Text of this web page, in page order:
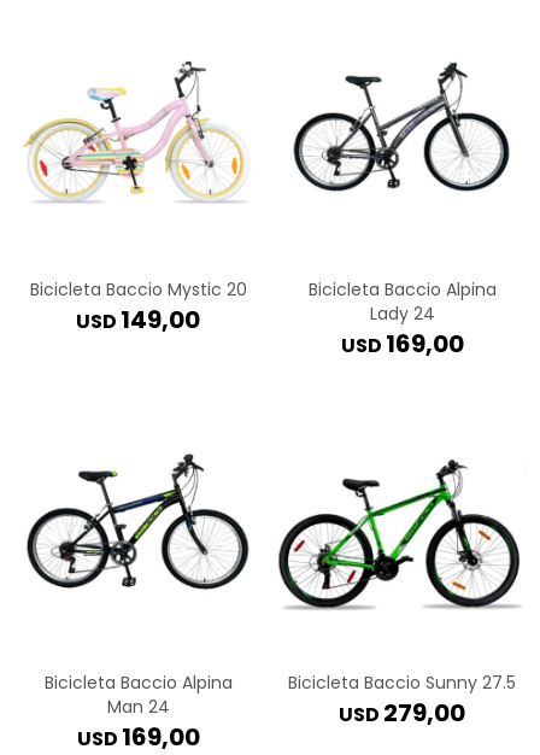
Bicicleta Baccio Mystic 20
USD 149,00
Bicicleta Baccio Alpina
Lady 24
USD 169,00
Bicicleta Baccio Alpina
Man 24
USD 169,00
Bicicleta Baccio Sunny 27.5
USD 279,00